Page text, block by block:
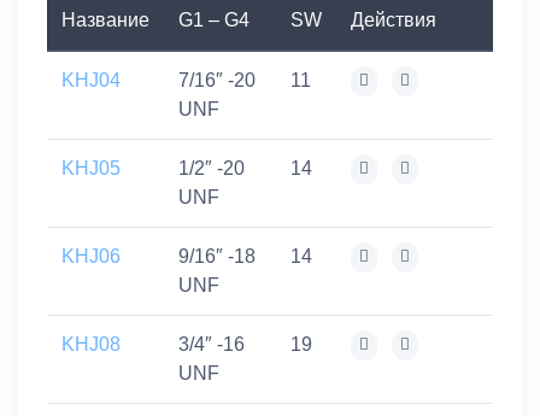
Название G1 – G4 SW Действия
KHJ04
7/16″ -20
UNF
11
KHJ05
1/2″ -20
UNF
14
KHJ06
9/16″ -18
UNF
14
KHJ08
3/4″ -16
UNF
19